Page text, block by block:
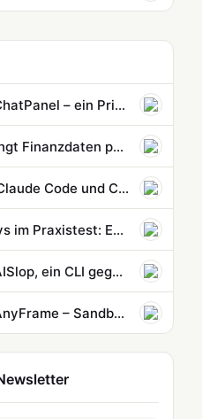
Show HN: ChatPanel – ein Privacy-first AI-Agent im Browser-Seitenpanel
Finterm bringt Finanzdaten per CLI direkt in Claude Code
Fence soll Claude Code und Codex vor gefährlichen Shell-Befehlen schützen
KI-Gateways im Praxistest: Entwickler suchen den besten Router für Agenten
Show HN: AISlop, ein CLI gegen AI-generierte Code Smells
Show HN: AnyFrame – Sandboxes für AI-Agenten